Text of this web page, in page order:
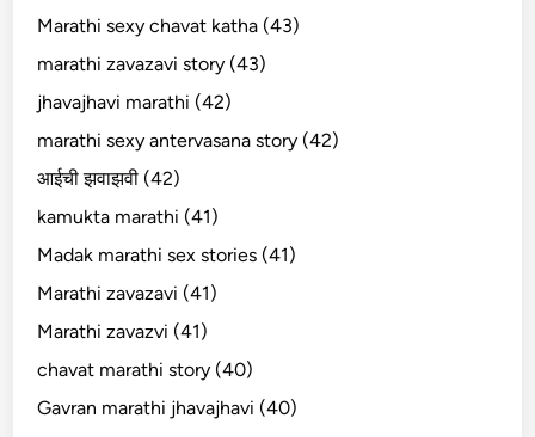
Marathi sexy chavat katha (43)
marathi zavazavi story (43)
jhavajhavi marathi (42)
marathi sexy antervasana story (42)
आईची झवाझवी (42)
kamukta marathi (41)
Madak marathi sex stories (41)
Marathi zavazavi (41)
Marathi zavazvi (41)
chavat marathi story (40)
Gavran marathi jhavajhavi (40)